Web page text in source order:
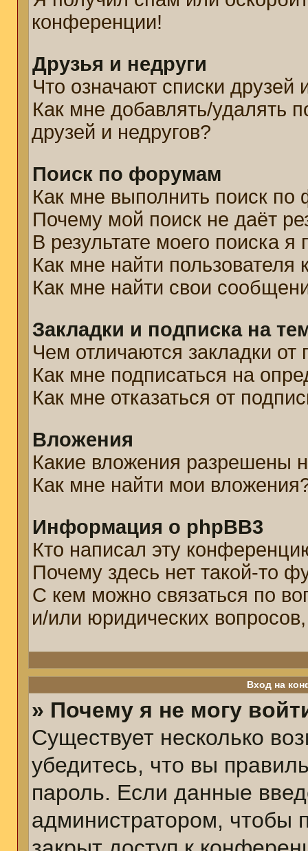
конференции!
Друзья и недруги
Что означают списки друзей
Как мне добавлять/удалять
друзей и недругов?
Поиск по форумам
Как мне выполнить поиск
Почему мой поиск не даёт
В результате моего поиска
Как мне найти пользователя
Как мне найти свои
Закладки и подписка на
Чем отличаются закладки от
Как мне подписаться на
Как мне отказаться от
Вложения
Какие вложения разрешены
Как мне найти мои
Информация о phpBB3
Кто написал эту
Почему здесь нет такой-то
С кем можно связаться по
и/или юридических
Вход на
» Почему я не могу
Существует несколько
убедитесь, что вы
пароль. Если данные
администратором, чтобы